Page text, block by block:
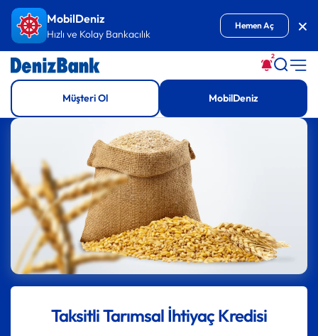
İçeriğe GitMobilDeniz
Hızlı ve Kolay Bankacılık
Hemen Aç
2
Müşteri Ol MobilDeniz
Taksitli Tarımsal İhtiyaç Kredisi